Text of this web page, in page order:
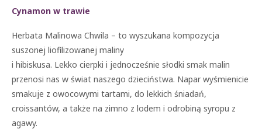
Cynamon w trawie
Herbata Malinowa Chwila – to wyszukana kompozycja
suszonej liofilizowanej maliny
i hibiskusa. Lekko cierpki i jednocześnie słodki smak malin
przenosi nas w świat naszego dzieciństwa. Napar wyśmienicie
smakuje z owocowymi tartami, do lekkich śniadań,
croissantów, a także na zimno z lodem i odrobiną syropu z
agawy.